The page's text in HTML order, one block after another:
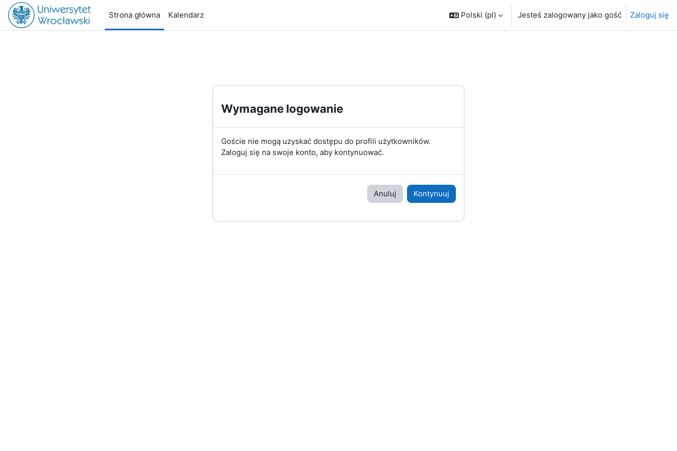
Przejdź do głównej zawartości
Strona główna
Kalendarz Polski ‎(pl)‎ Jesteś zalogowany jako gość Zaloguj się
Wymagane logowanie
Goście nie mogą uzyskać dostępu do profili użytkowników.
Zaloguj się na swoje konto, aby kontynuować.
Anuluj Kontynuuj